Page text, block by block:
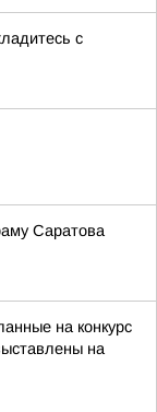
с
Саратова
на конкурс
на